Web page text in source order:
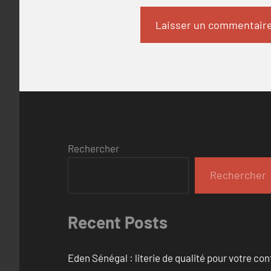
Rechercher
Rechercher
Recent Posts
Eden Sénégal : literie de qualité pour votre